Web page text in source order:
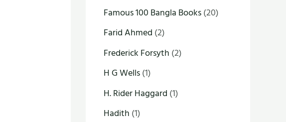
Famous 100 Bangla Books(20)
Farid Ahmed (2)
Frederick Forsyth (2)
H G Wells(1)
H. Rider Haggard (1)
Hadith (1)